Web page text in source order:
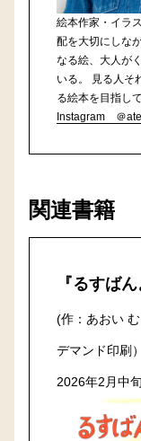
絵本作家・イラ
配を大切にしな
なる絵、大人が
いる。 見る人そ
る絵本を目指して
Instagram ＠
関連書籍
『るすば
(作：あおい
デマンド印刷
2026年2月中